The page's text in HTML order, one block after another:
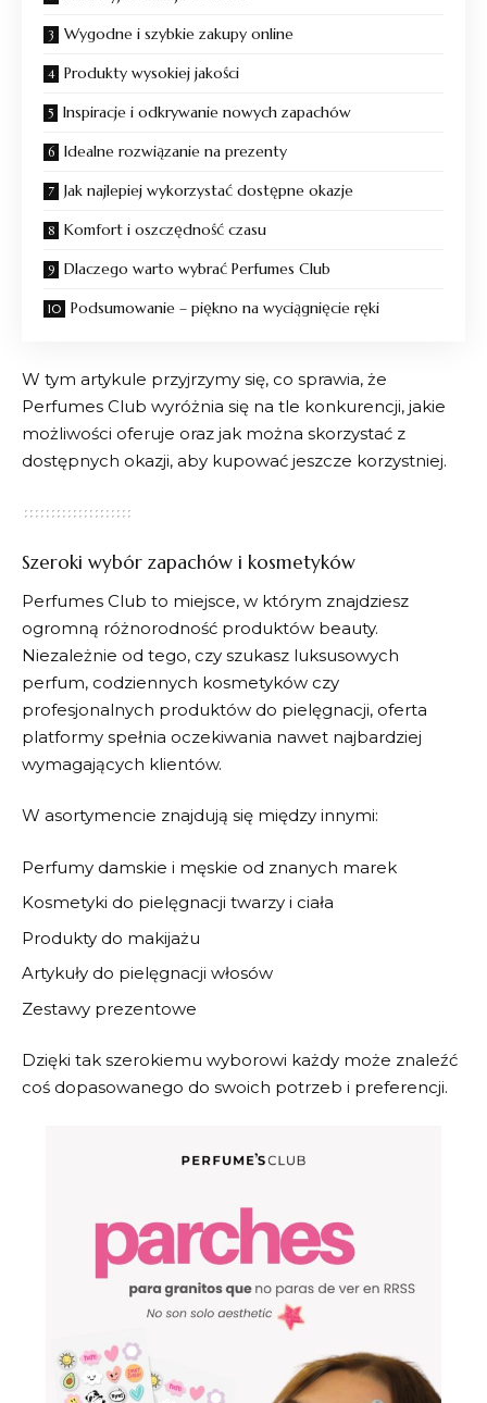
Wygodne i szybkie zakupy online
Produkty wysokiej jakości
Inspiracje i odkrywanie nowych zapachów
Idealne rozwiązanie na prezenty
Jak najlepiej wykorzystać dostępne okazje
Komfort i oszczędność czasu
Dlaczego warto wybrać Perfumes Club
Podsumowanie – piękno na wyciągnięcie ręki
W tym artykule przyjrzymy się, co sprawia, że
Perfumes Club wyróżnia się na tle konkurencji, jakie
możliwości oferuje oraz jak można skorzystać z
dostępnych okazji, aby kupować jeszcze korzystniej.
Szeroki wybór zapachów i kosmetyków
Perfumes Club to miejsce, w którym znajdziesz
ogromną różnorodność produktów beauty.
Niezależnie od tego, czy szukasz luksusowych
perfum, codziennych kosmetyków czy
profesjonalnych produktów do pielęgnacji, oferta
platformy spełnia oczekiwania nawet najbardziej
wymagających klientów.
W asortymencie znajdują się między innymi:
Perfumy damskie i męskie od znanych marek
Kosmetyki do pielęgnacji twarzy i ciała
Produkty do makijażu
Artykuły do pielęgnacji włosów
Zestawy prezentowe
Dzięki tak szerokiemu wyborowi każdy może znaleźć
coś dopasowanego do swoich potrzeb i preferencji.